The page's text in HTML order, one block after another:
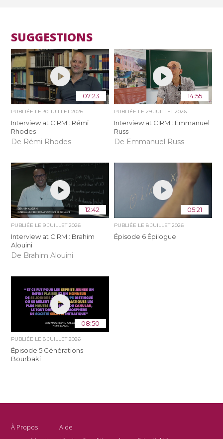
SUGGESTIONS
07:23
PUBLIÉE LE30 JUILLET 2026
Interview at CIRM : Rémi
Rhodes
De Rémi Rhodes
14:55
PUBLIÉE LE 29 JUILLET 2026
Interview at CIRM : Emmanuel
Russ
De Emmanuel Russ
12:42
PUBLIÉE LE9 JUILLET 2026
Interview at CIRM : Brahim
Alouini
De Brahim Alouini
05:21
PUBLIÉE LE 8 JUILLET 2026
Épisode 6 Épilogue
08:50
PUBLIÉE LE8 JUILLET 2026
Épisode 5 Générations
Bourbaki
À Propos
Aide